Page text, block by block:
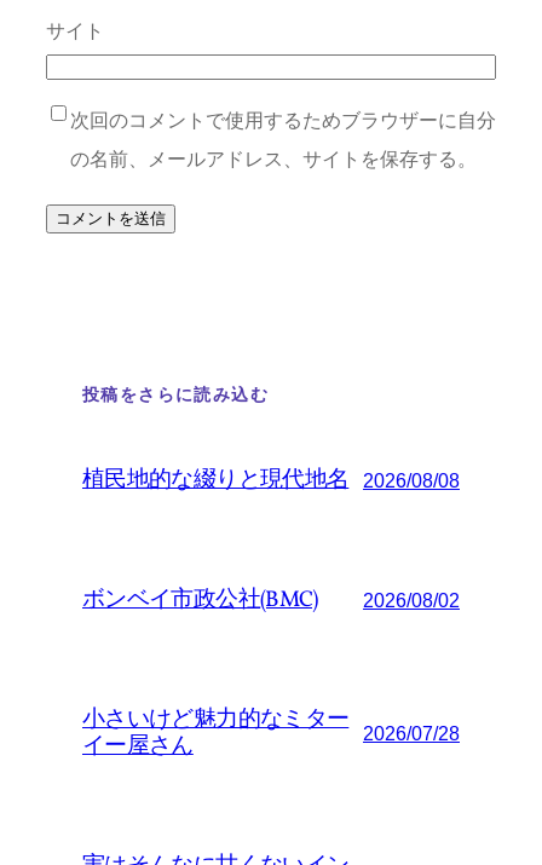
サイト
次回のコメントで使用するためブラウザーに自分
の名前、メールアドレス、サイトを保存する。
投稿をさらに読み込む
植民地的な綴りと現代地名 2026/08/08
ボンベイ市政公社(BMC) 2026/08/02
小さいけど魅力的なミター
イー屋さん
2026/07/28